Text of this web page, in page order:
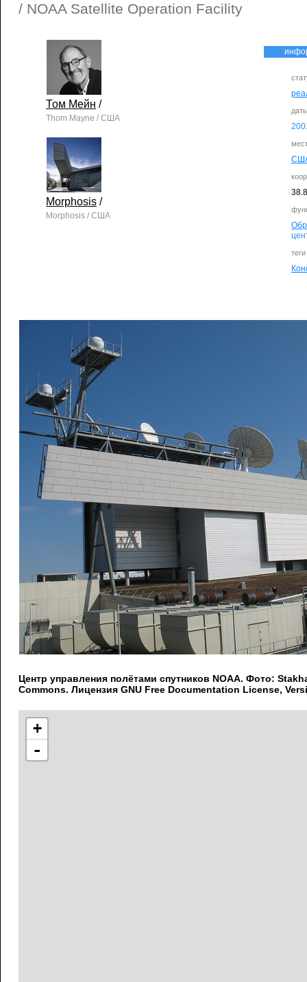
/ NOAA Satellite Operation Facility
теги
Том Мейн /
Thom Mayne / США
Morphosis /
Morphosis / США
Центр управления полётами спутников NOAA. Фото:
Commons. Лицензия GNU Free Documentation License,
+
-